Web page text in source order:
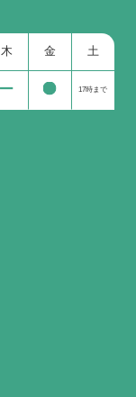
木 金 土
17時まで